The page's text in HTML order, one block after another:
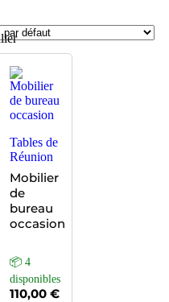
Tables de
Réunion
Mobilier
de
bureau
occasion
📦 4
disponibles
110,00 €